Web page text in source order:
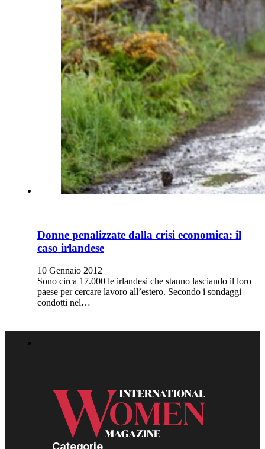
Donne penalizzate dalla crisi economica: il
caso irlandese
10 Gennaio 2012
Sono circa 17.000 le irlandesi che stanno lasciando il loro
paese per cercare lavoro all’estero. Secondo i sondaggi
condotti nel…